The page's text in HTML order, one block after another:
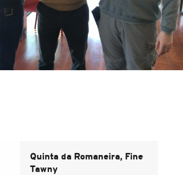
Quinta da Romaneira, Fine
Tawny